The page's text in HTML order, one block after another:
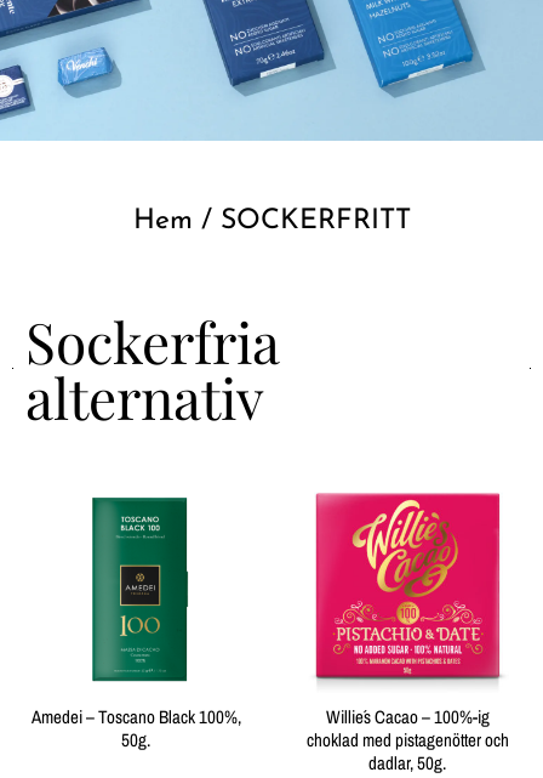
Hem / SOCKERFRITT
Sockerfria
alternativ
Amedei – Toscano Black 100%,
50g.
Willie´s Cacao – 100%-ig
choklad med pistagenötter och
dadlar, 50g.